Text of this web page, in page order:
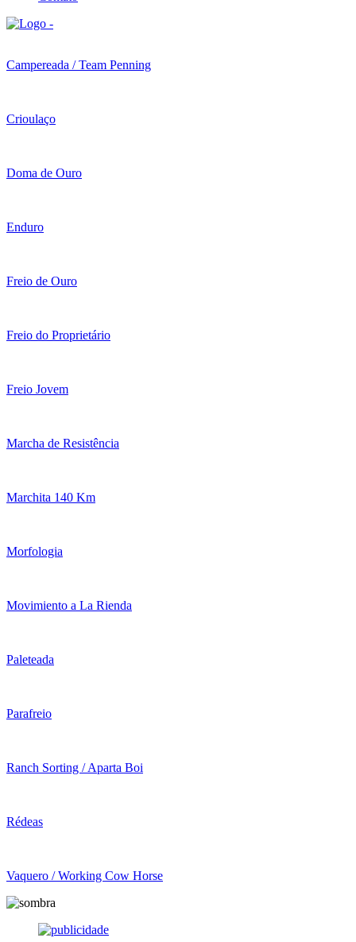
Campereada / Team Penning
Crioulaço
Doma de Ouro
Enduro
Freio de Ouro
Freio do Proprietário
Freio Jovem
Marcha de Resistência
Marchita 140 Km
Morfologia
Movimiento a La Rienda
Paleteada
Parafreio
Ranch Sorting / Aparta Boi
Rédeas
Vaquero / Working Cow Horse